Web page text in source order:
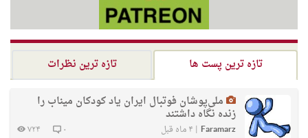
تازه ترین پست ها
تازه ترین نظرات
ملی‌پوشان فوتبال ایران یاد کودکان میناب را
زنده نگاه داشتند
Faramarz
| ۴ ماه قبل ۰
۷۲۴